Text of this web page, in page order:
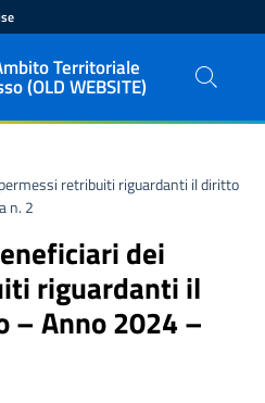
Territoriale
(OLD WEBSITE)
retribuiti riguardanti il diritto
n. 2
dei
riguardanti il
Anno 2024 –